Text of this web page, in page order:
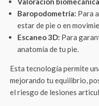
Baropodometría: Para
estar de pie o en
Escaneo 3D: Para
anatomía de tu pie.
Esta tecnología permite
mejorando tu equilibrio,
el riesgo de lesiones